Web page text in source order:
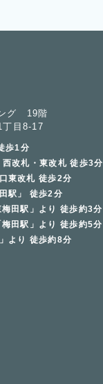
グ 19階
丁目8-17
歩1分
改札・東改札 徒歩3分
東改札 徒歩2分
駅」 徒歩2分
田駅」より 徒歩約3分
田駅」より 徒歩約5分
より 徒歩約8分